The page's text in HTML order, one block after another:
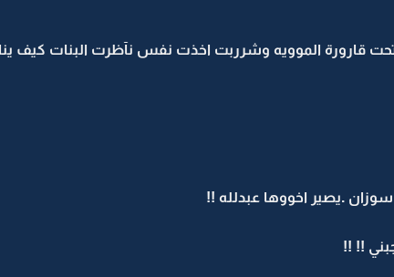
قارورة الموويه وشرربت اخذت نفس نآظرت البنات كيف
.يصير اخووها عبدلله !!
!! !!